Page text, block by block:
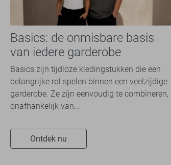
McGregor 2
NO-EXCESS 48
NZA
Only & Sons
Petrol Industries 33
PME legend
RJ Bodywear
Basics: de onmisbare basis
van iedere garderobe
Basics zijn tijdloze kledingstukken die een
belangrijke rol spelen binnen een veelzijdige
garderobe. Ze zijn eenvoudig te combineren,
onafhankelijk van...
Ontdek nu